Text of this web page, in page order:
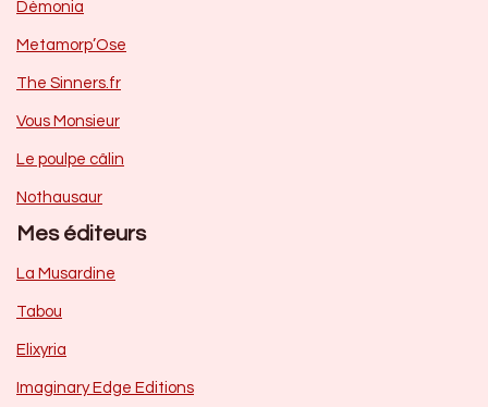
Dèmonia
Metamorp’Ose
The Sinners.fr
Vous Monsieur
Le poulpe câlin
Nothausaur
Mes éditeurs
La Musardine
Tabou
Elixyria
Imaginary Edge Editions